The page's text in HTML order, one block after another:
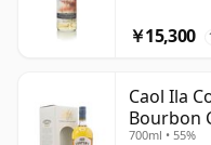
￥15,300
Caol Ila
Bourbon
700ml • 55%